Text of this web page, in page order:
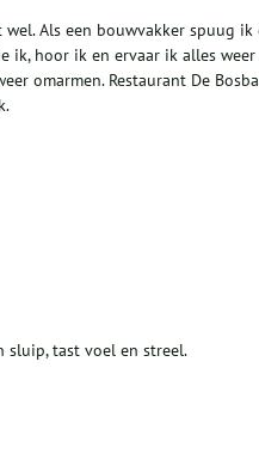
Als een bouwvakker spuug ik
ik, hoor ik en ervaar ik alles weer
omarmen. Restaurant De
sluip, tast voel en streel.